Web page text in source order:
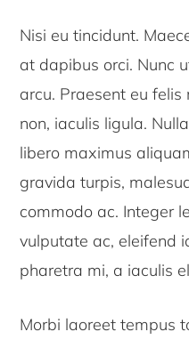
Nisi eu tincidunt.
at dapibus orci. Nunc
arcu. Praesent eu
non, iaculis ligula.
libero maximus
gravida turpis,
commodo ac. Integer
vulputate ac, eleifend
pharetra mi, a iaculis
Morbi laoreet tempus